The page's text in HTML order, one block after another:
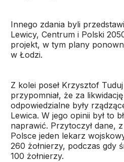
Innego zdania byli
Lewicy, Centrum i Polski
projekt, w tym plany
w Łodzi.
Z kolei poseł Krzysztof
przypomniał, że za
odpowiedzialne były
Lewica. W jego opinii był to
naprawić. Przytoczył dane,
Polsce jeden lekarz
260 żołnierzy, podczas gdy
100 żołnierzy.